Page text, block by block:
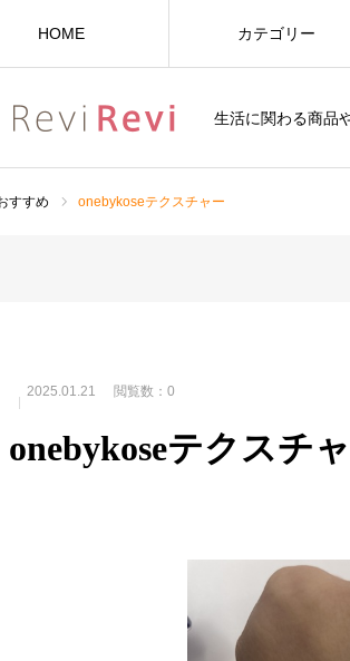
生活に関わる商品
HOME カテゴリー
すすめ onebykoseテクスチャー
2025.01.21 閲覧数：0
onebykoseテクスチ